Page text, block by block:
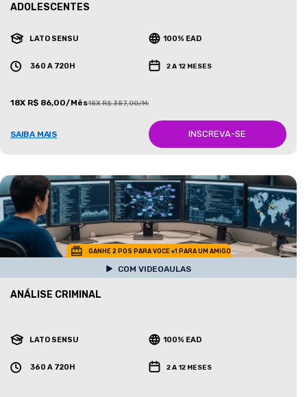
ADOLESCENTES
LATO SENSU 100% EAD
360 A 720H 2 A 12 MESES
18X R$ 86,00/Mês18X R$ 387,00/Mês
SAIBA MAIS INSCREVA-SE
GANHE 2 POS PARA VOCE +1 PARA UM AMIGO
COM VIDEOAULAS
ANÁLISE CRIMINAL
LATO SENSU 100% EAD
360 A 720H 2 A 12 MESES